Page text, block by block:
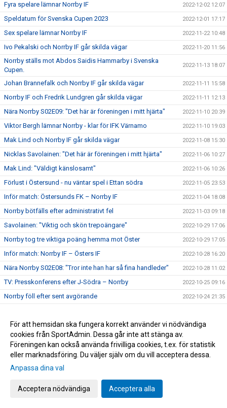
Fyra spelare lämnar Norrby IF 2022-12-02 12:07
Speldatum för Svenska Cupen 2023 2022-12-01 17:17
Sex spelare lämnar Norrby IF 2022-11-22 10:48
Ivo Pekalski och Norrby IF går skilda vägar 2022-11-20 11:56
Norrby ställs mot Abdos Saidis Hammarby i Svenska
Cupen.
2022-11-13 18:07
Johan Brannefalk och Norrby IF går skilda vägar 2022-11-11 15:58
Norrby IF och Fredrik Lundgren går skilda vägar 2022-11-11 12:13
Nära Norrby S02E09: "Det här är föreningen i mitt hjärta" 2022-11-10 20:39
Viktor Bergh lämnar Norrby - klar för IFK Värnamo 2022-11-10 19:03
Mak Lind och Norrby IF går skilda vägar 2022-11-08 15:30
Nicklas Savolainen: "Det här är föreningen i mitt hjärta" 2022-11-06 10:27
Mak Lind: "Väldigt känslosamt" 2022-11-06 10:26
Förlust i Östersund - nu väntar spel i Ettan södra 2022-11-05 23:53
Inför match: Östersunds FK – Norrby IF 2022-11-04 18:08
Norrby bötfälls efter administrativt fel 2022-11-03 09:18
Savolainen: "Viktig och skön trepoängare" 2022-10-29 17:06
Norrby tog tre viktiga poäng hemma mot Öster 2022-10-29 17:05
Inför match: Norrby IF – Östers IF 2022-10-28 16:20
Nära Norrby S02E08: "Tror inte han har så fina handleder" 2022-10-28 11:02
TV: Presskonferens efter J-Södra – Norrby 2022-10-25 09:16
Norrby föll efter sent avgörande 2022-10-24 21:35
Inför match: Jönköpings Södra IF – Norrby IF 2022-10-23 17:22
17-årige Olle Backlund skriver A-lagskontrakt: "Stolt över att
ha tagit det här steget"
2022-10-20 15:00
Norrby nollade hemma mot BP
Lördagens matchvärd: Stiftelsen Garissa
För att hemsidan ska fungera korrekt använder vi nödvändiga
cookies från SportAdmin. Dessa går inte att stänga av.
Föreningen kan också använda frivilliga cookies, t.ex. för statistik
eller marknadsföring. Du väljer själv om du vill acceptera dessa.
Anpassa dina val
Acceptera nödvändiga Acceptera alla